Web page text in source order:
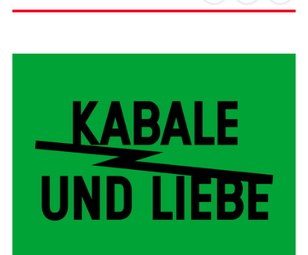
Staatsorchester StuttgartLiederhalle, Beethovensaal
5. Symphony Concert
21.03.2027